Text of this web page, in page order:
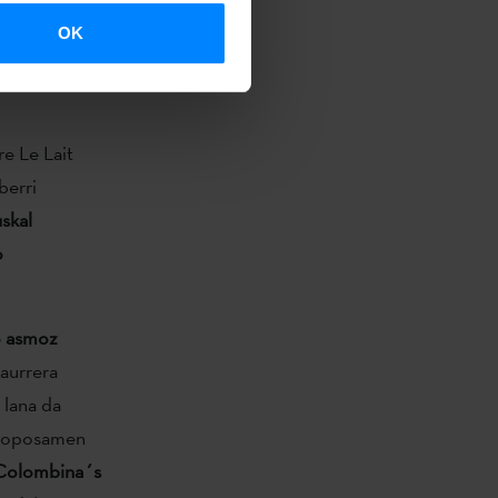
OK
apirilera
Le Lait
da